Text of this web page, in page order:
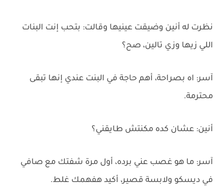
نظرت له أنين وضيقت عينيها وقالت: بتحب إنت البنات
اللي زيها وزي تالين، صح؟
آسر: اه بصراحة، أهم حاجة في البنت عندي إنها تبقى
محترمة.
أنين: عشان كده مكنتش طايقني؟
آسر: ما هو غصب عني برده، أول مرة شفتك مع صافي
في ديسكو ولابسة قصير، أكيد هفهمك غلط.